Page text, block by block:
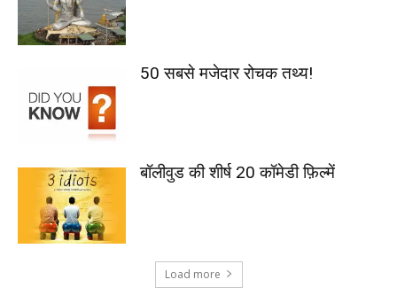
50 सबसे मजेदार रोचक तथ्य!
बॉलीवुड की शीर्ष 20 कॉमेडी फ़िल्में
Load more